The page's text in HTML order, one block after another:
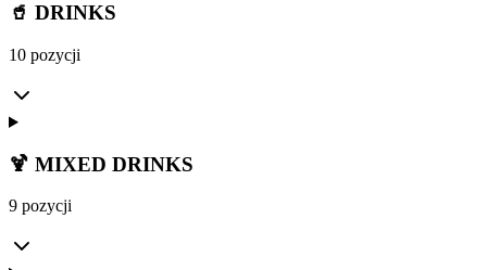
🥤 DRINKS
10 pozycji
🍹 MIXED DRINKS
9 pozycji